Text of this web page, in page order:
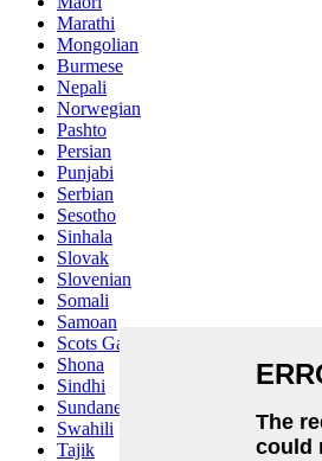
Marathi
Mongolian
Burmese
Nepali
Norwegian
Pashto
Persian
Punjabi
Serbian
Sesotho
Sinhala
Slovak
Slovenian
Somali
Samoan
Scots Gaelic
Shona
Sindhi
Sundanese
Swahili
Tajik